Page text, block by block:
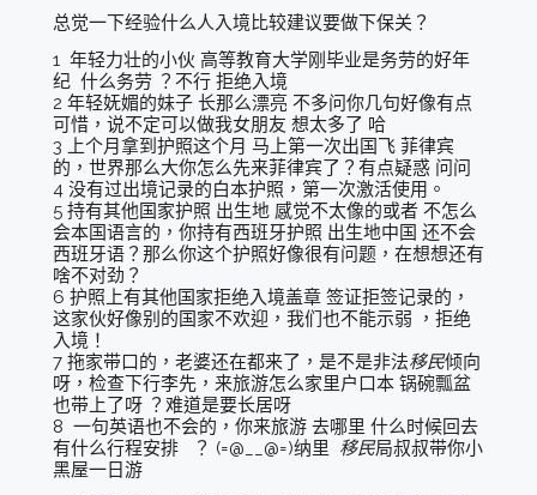
总觉一下经验什么人入境比较建议要做下保关？
1 年轻力壮的小伙 高等教育大学刚毕业是务劳的好年
纪 什么务劳 ？不行 拒绝入境
2 年轻妩媚的妹子 长那么漂亮 不多问你几句好像有点
可惜，说不定可以做我女朋友 想太多了 哈
3 上个月拿到护照这个月 马上第一次出国飞 菲律宾
的，世界那么大你怎么先来菲律宾了？有点疑惑 问问
4 没有过出境记录的白本护照，第一次激活使用。
5 持有其他国家护照 出生地 感觉不太像的或者 不怎么
会本国语言的，你持有西班牙护照 出生地中国 还不会
西班牙语？那么你这个护照好像很有问题，在想想还有
啥不对劲？
6 护照上有其他国家拒绝入境盖章 签证拒签记录的，
这家伙好像别的国家不欢迎，我们也不能示弱 ，拒绝
入境！
7 拖家带口的，老婆还在都来了，是不是非法移民倾向
呀，检查下行李先，来旅游怎么家里户口本 锅碗瓢盆
也带上了呀 ？难道是要长居呀
8 一句英语也不会的，你来旅游 去哪里 什么时候回去
有什么行程安排 ？ (=@__@=)纳里 移民局叔叔带你小
黑屋一日游